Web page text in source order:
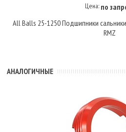
Цена: по
All Balls 25-1250 Подшипники сальники
RMZ
АНАЛОГИЧНЫЕ